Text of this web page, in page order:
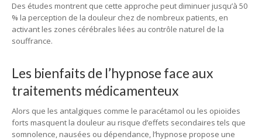
Des études montrent que cette approche peut diminuer jusqu’à 50
% la perception de la douleur chez de nombreux patients, en
activant les zones cérébrales liées au contrôle naturel de la
souffrance.
Les bienfaits de l’hypnose face aux
traitements médicamenteux
Alors que les antalgiques comme le paracétamol ou les opioïdes
forts masquent la douleur au risque d’effets secondaires tels que
somnolence, nausées ou dépendance, l’hypnose propose une